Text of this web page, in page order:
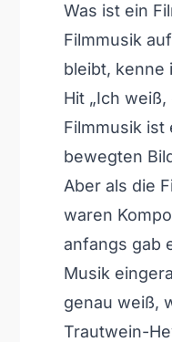
Was ist ein
Filmmusik
bleibt, kenne
Hit „Ich
Filmmusik
bewegten
Aber als die
waren
anfangs gab
Musik
genau weiß,
Trautwein-